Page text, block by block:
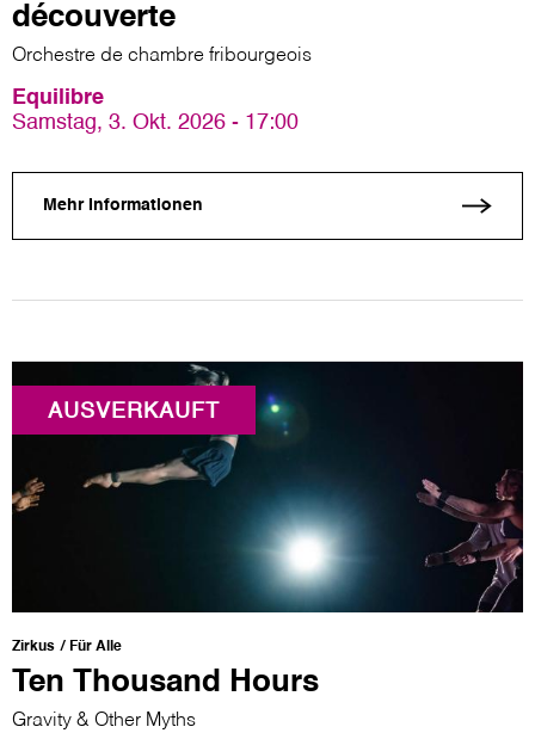
découverte
Orchestre de chambre fribourgeois
Equilibre
Samstag, 3. Okt. 2026 - 17:00
Mehr Informationen
AUSVERKAUFT
Zirkus Für Alle
Ten Thousand Hours
Gravity & Other Myths